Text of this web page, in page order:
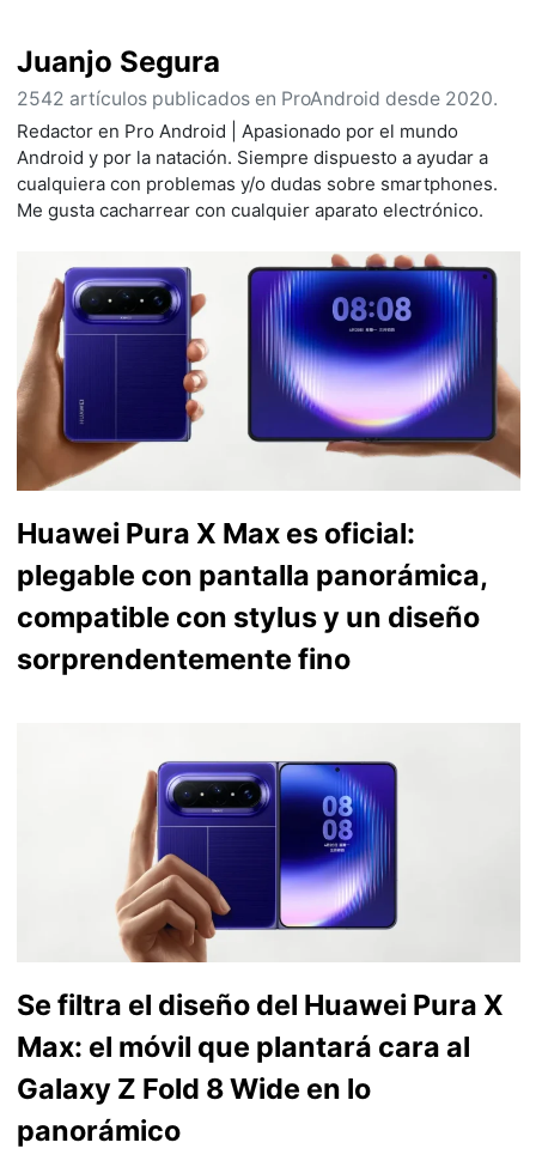
Juanjo Segura
2542 artículos publicados en ProAndroid desde 2020.
Redactor en Pro Android | Apasionado por el mundo
Android y por la natación. Siempre dispuesto a ayudar a
cualquiera con problemas y/o dudas sobre smartphones.
Me gusta cacharrear con cualquier aparato electrónico.
Huawei Pura X Max es oficial:
plegable con pantalla panorámica,
compatible con stylus y un diseño
sorprendentemente fino
Se filtra el diseño del Huawei Pura X
Max: el móvil que plantará cara al
Galaxy Z Fold 8 Wide en lo
panorámico